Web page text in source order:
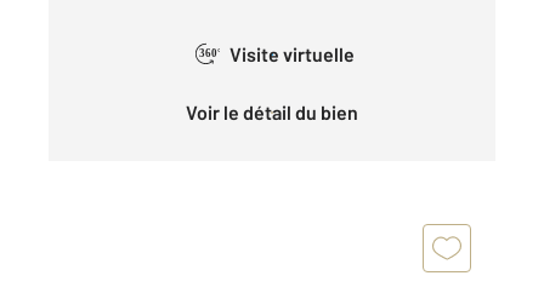
360° Visite virtuelle
Voir le détail du bien